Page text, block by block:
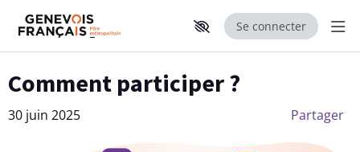
Se connecter
Comment participer ?
30 juin 2025 Partager